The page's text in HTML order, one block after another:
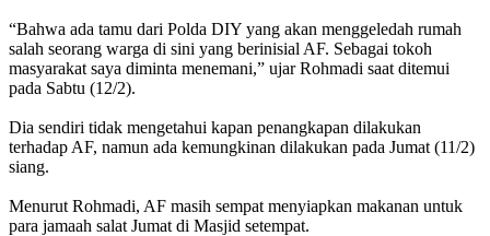
“Bahwa ada tamu dari Polda DIY yang akan menggeledah rumah
salah seorang warga di sini yang berinisial AF. Sebagai tokoh
masyarakat saya diminta menemani,” ujar Rohmadi saat ditemui
pada Sabtu (12/2).
Dia sendiri tidak mengetahui kapan penangkapan dilakukan
terhadap AF, namun ada kemungkinan dilakukan pada Jumat (11/2)
siang.
Menurut Rohmadi, AF masih sempat menyiapkan makanan untuk
para jamaah salat Jumat di Masjid setempat.